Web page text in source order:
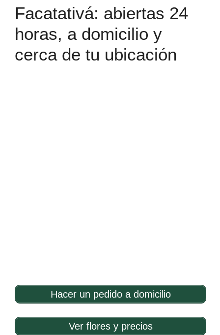
Facatativá: abiertas 24
horas, a domicilio y
cerca de tu ubicación
Hacer un pedido a domicilio
Ver flores y precios